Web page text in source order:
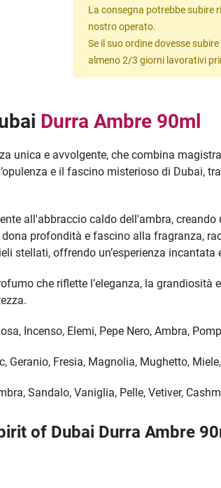
La consegna potrebbe subire
nostro operato.
Se il suo ordine dovesse
almeno 2/3 giorni lavorativi
Durra Ambre 90ml
unica e avvolgente, che combina
e il fascino misterioso di Dubai,
all'abbraccio caldo dell'ambra,
profondità e fascino alla fragranza,
stellati, offrendo un’esperienza incantata
che riflette l’eleganza, la
Incenso, Elemi, Pepe Nero, Ambra,
Geranio, Fresia, Magnolia, Mughetto,
Sandalo, Vaniglia, Pelle, Vetiver,
of Dubai Durra Ambre